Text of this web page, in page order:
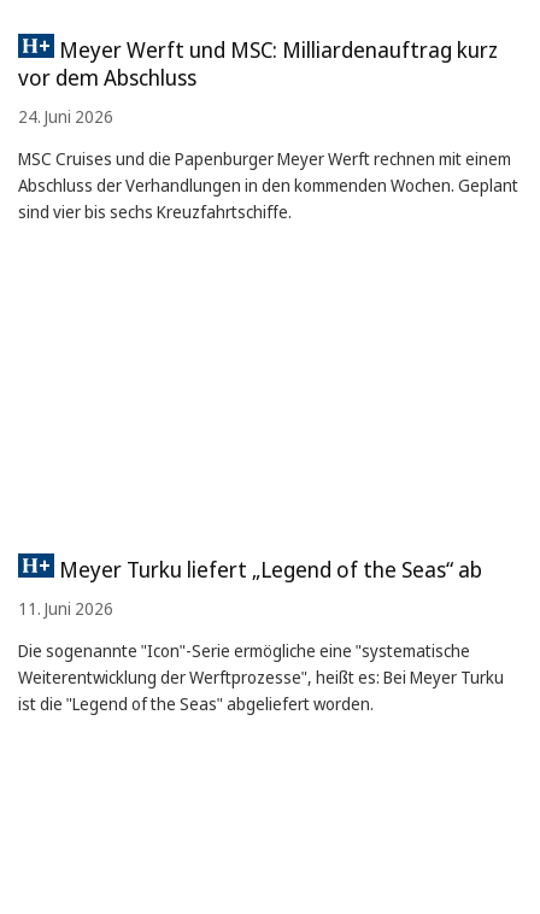
Meyer Werft und MSC: Milliardenauftrag kurz
vor dem Abschluss
24. Juni 2026
MSC Cruises und die Papenburger Meyer Werft rechnen mit einem
Abschluss der Verhandlungen in den kommenden Wochen. Geplant
sind vier bis sechs Kreuzfahrtschiffe.
Meyer Turku liefert „Legend of the Seas“ ab
11. Juni 2026
Die sogenannte "Icon"-Serie ermögliche eine "systematische
Weiterentwicklung der Werftprozesse", heißt es: Bei Meyer Turku
ist die "Legend of the Seas" abgeliefert worden.